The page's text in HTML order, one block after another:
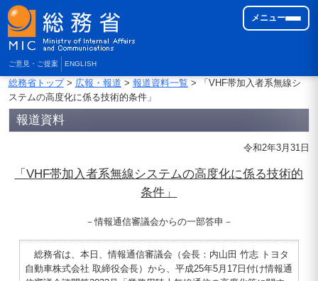
ご意見・ご提案 ENGLISH
メニュー
総務省トップ> 広報・報道 > 報道資料一覧> 「VHF帯加入者系無線シ
ステムの高度化に係る技術的条件」
報道資料
令和2年3月31日
「VHF帯加入者系無線システムの高度化に係る技術的
条件」
－情報通信審議会からの一部答申－
総務省は、本日、情報通信審議会（会長：内山田 竹志 トヨタ
自動車株式会社 取締役会長）から、平成25年5月17日付け情報通